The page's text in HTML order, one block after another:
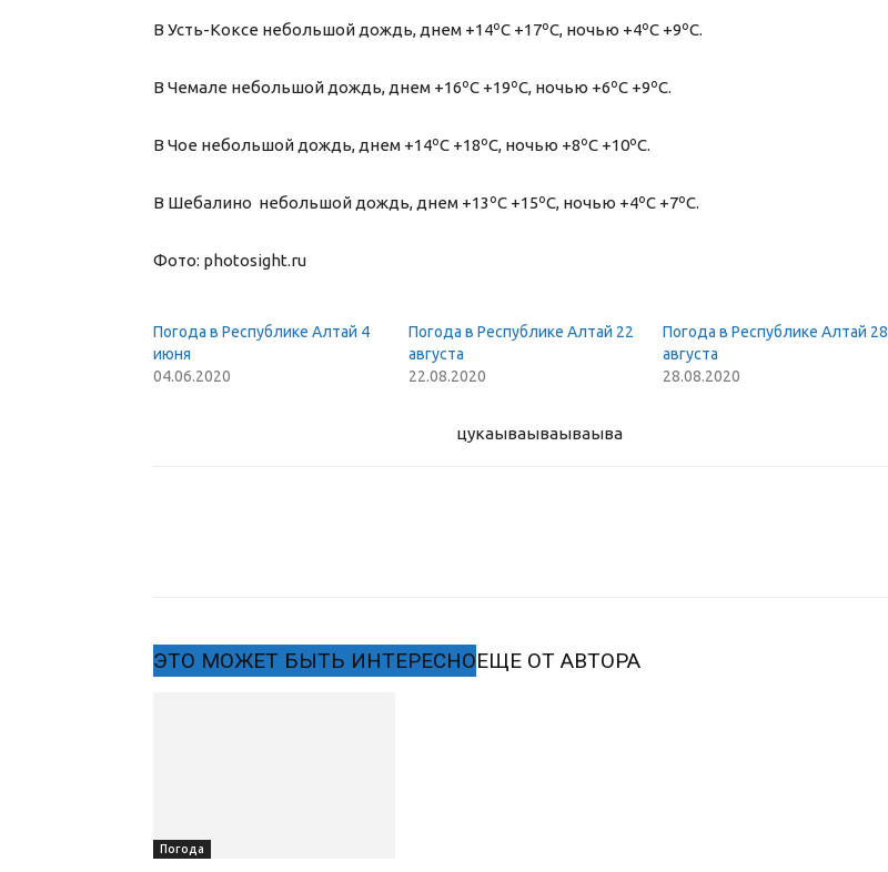
В Усть-Коксе небольшой дождь, днем +14ºС +17ºС, ночью +4ºС +9ºС.
В Чемале небольшой дождь, днем +16ºС +19ºС, ночью +6ºС +9ºС.
В Чое небольшой дождь, днем +14ºС +18ºС, ночью +8ºС +10ºС.
В Шебалино небольшой дождь, днем +13ºС +15ºС, ночью +4ºС +7ºС.
Фото: photosight.ru
Погода в Республике Алтай 4
июня
04.06.2020
Погода в Республике Алтай 22
августа
22.08.2020
Погода в Республике Алтай 28
августа
28.08.2020
цукаываываываыва
ЭТО МОЖЕТ БЫТЬ ИНТЕРЕСНОЕЩЕ ОТ АВТОРА
Погода